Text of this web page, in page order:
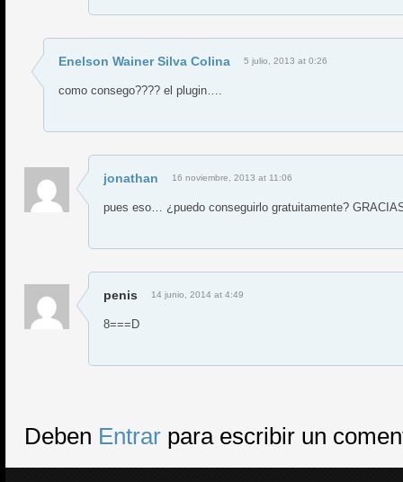
Enelson Wainer Silva Colina 5 julio, 2013 at 0:26
como consego???? el plugin….
jonathan 16 noviembre, 2013 at 11:06
pues eso… ¿puedo conseguirlo gratuitamente?
penis 14 junio, 2014 at 4:49
8===D
Deben Entrar para escribir un